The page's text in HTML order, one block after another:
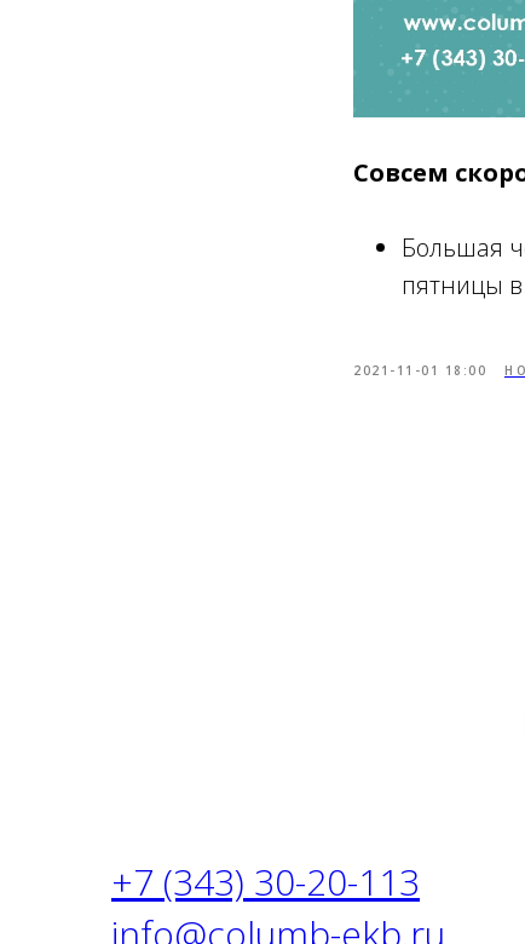
Совсем
Большая
пятницы
2021-11-01 18:00
+7 (343) 30-20-113
info@columb-ekb.ru